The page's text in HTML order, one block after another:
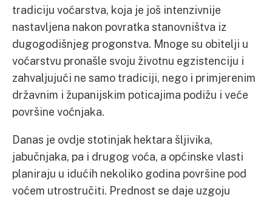
tradiciju voćarstva, koja je još intenzivnije
nastavljena nakon povratka stanovništva iz
dugogodišnjeg progonstva. Mnoge su obitelji u
voćarstvu pronašle svoju životnu egzistenciju i
zahvaljujući ne samo tradiciji, nego i primjerenim
državnim i županijskim poticajima podižu i veće
površine voćnjaka.
Danas je ovdje stotinjak hektara šljivika,
jabučnjaka, pa i drugog voća, a općinske vlasti
planiraju u idućih nekoliko godina površine pod
voćem utrostručiti. Prednost se daje uzgoju